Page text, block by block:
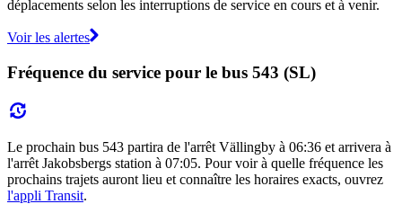
déplacements selon les interruptions de service en cours et à venir.
Voir les alertes
Fréquence du service pour le bus 543 (SL)
Le prochain bus 543 partira de l'arrêt Vällingby à 06:36 et arrivera à
l'arrêt Jakobsbergs station à 07:05. Pour voir à quelle fréquence les
prochains trajets auront lieu et connaître les horaires exacts, ouvrez
l'appli Transit.